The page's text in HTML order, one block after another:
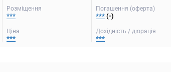
Розміщення
***
Погашення (оферта)
*** (-)
Ціна
***
Дохідність / дюрація
***